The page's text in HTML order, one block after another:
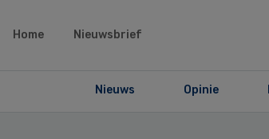
Home Nieuwsbrief
Nieuws Opinie